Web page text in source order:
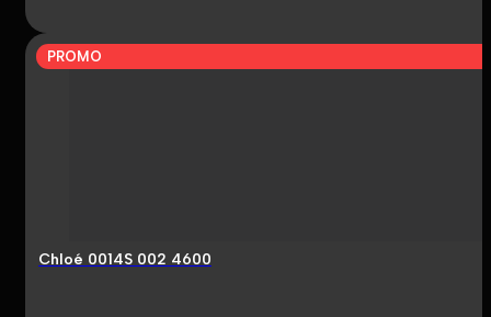
PROMO
Chloé 0014S 002 4600